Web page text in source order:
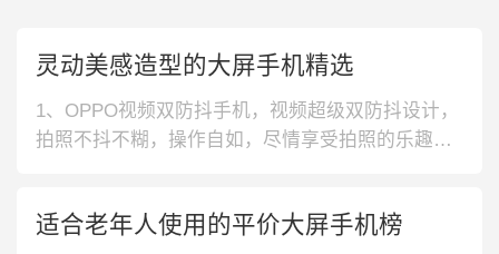
灵动美感造型的大屏手机精选
1、OPPO视频双防抖手机，视频超级双防抖设计，
拍照不抖不糊，操作自如，尽情享受拍照的乐趣。
彩水准高，带来精彩影音娱乐体验。独立9核GP
适合老年人使用的平价大屏手机榜